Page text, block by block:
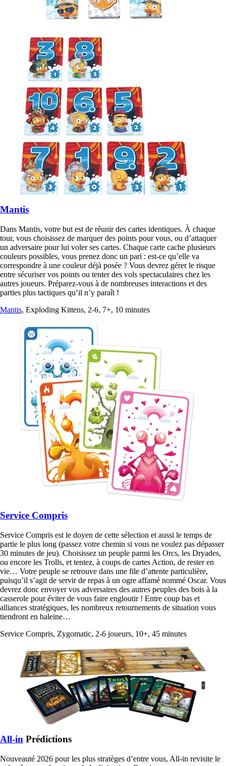
Mantis
Dans Mantis, votre but est de réunir des cartes identiques. À chaque
tour, vous choisissez de marquer des points pour vous, ou d’attaquer
un adversaire pour lui voler ses cartes. Chaque carte cache plusieurs
couleurs possibles, vous prenez donc un pari : est-ce qu’elle va
correspondre à une couleur déjà posée ? Vous devrez gérer le risque
entre sécuriser vos points ou tenter des vols spectaculaires chez les
autres joueurs. Préparez-vous à de nombreuses interactions et des
parties plus tactiques qu’il n’y paraît !
Mantis, Exploding Kittens, 2-6, 7+, 10 minutes
Service Compris
Service Compris est le doyen de cette sélection et aussi le temps de
partie le plus long (passez votre chemin si vous ne voulez pas dépasser
30 minutes de jeu). Choisissez un peuple parmi les Orcs, les Dryades,
ou encore les Trolls, et tentez, à coups de cartes Action, de rester en
vie… Votre peuple se retrouve dans une file d’attente particulière,
puisqu’il s’agit de servir de repas à un ogre affamé nommé Oscar. Vous
devrez donc envoyer vos adversaires des autres peuples des bois à la
casserole pour éviter de vous faire engloutir ! Entre coup bas et
alliances stratégiques, les nombreux retournements de situation vous
tiendront en haleine…
Service Compris, Zygomatic, 2-6 joueurs, 10+, 45 minutes
All-in Prédictions
Nouveauté 2026 pour les plus stratèges d’entre vous, All-in revisite le